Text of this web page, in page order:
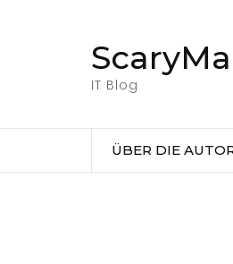
(EingabetasteIT Blog
ÜBER DIE